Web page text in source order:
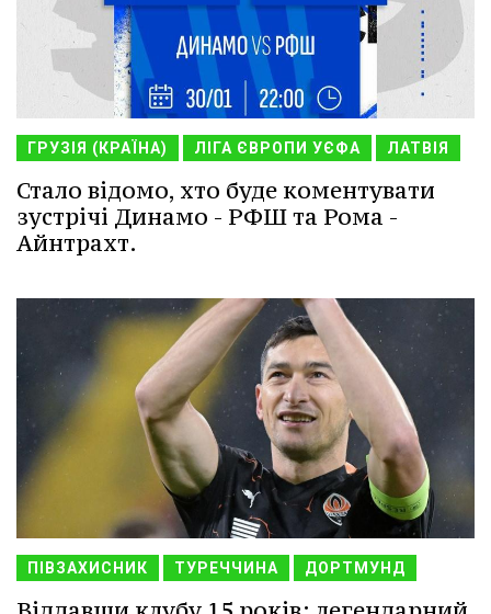
ГРУЗІЯ (КРАЇНА) ЛІГА ЄВРОПИ УЄФА ЛАТВІЯ
Стало відомо, хто буде коментувати
зустрічі Динамо - РФШ та Рома -
Айнтрахт.
ПІВЗАХИСНИК ТУРЕЧЧИНА ДОРТМУНД